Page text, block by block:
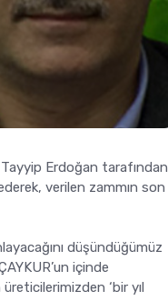
Erdoğan tarafından
verilen zammın son
düşündüğümüz
içinde
üreticilerimizden ‘bir yıl